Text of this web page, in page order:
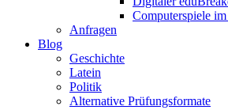
Computerspiele
Anfragen
Blog
Geschichte
Latein
Politik
Alternative Prüfungsformate